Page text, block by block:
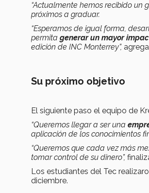
“Actualmente hemos recibido un
próximos a graduar.
“Esperamos de igual forma,
permita generar un mayor
edición de INC Monterrey”,
Su próximo objetivo
El siguiente paso el equipo de
“Queremos llegar a ser una
aplicación de los conocimientos
“Queremos que cada vez más
tomar control de su dinero”,
Los estudiantes del Tec
diciembre.